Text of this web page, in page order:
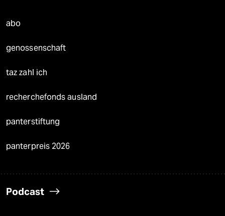
abo
genossenschaft
taz zahl ich
recherchefonds ausland
panterstiftung
panterpreis 2026
Podcast